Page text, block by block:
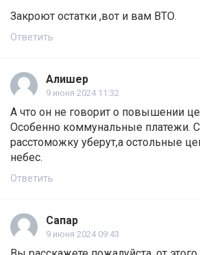
Закроют остатки ,вот и вам ВТО.
Ответить
Алишер
9 июня 2024 11:32
А что он не говорит о повышении
Особенно коммунальные платежи.
расстоможку уберут,а остольные
небес.
Ответить
Сапар
9 июня 2024 09:43